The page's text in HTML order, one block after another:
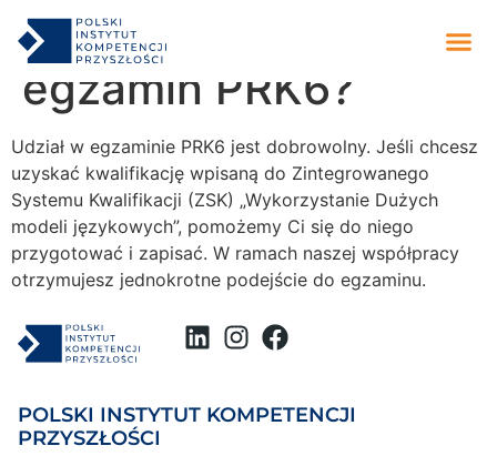
treściCzy muszę zdawać
egzamin PRK6?
Udział w egzaminie PRK6 jest dobrowolny. Jeśli chcesz
uzyskać kwalifikację wpisaną do Zintegrowanego
Systemu Kwalifikacji (ZSK) „Wykorzystanie Dużych
modeli językowych”, pomożemy Ci się do niego
przygotować i zapisać. W ramach naszej współpracy
otrzymujesz jednokrotne podejście do egzaminu.
POLSKI INSTYTUT KOMPETENCJI
PRZYSZŁOŚCI